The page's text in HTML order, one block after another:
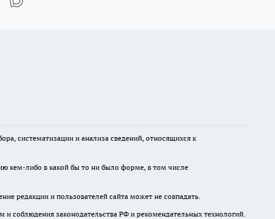
систематизации и анализа сведений, относящихся к
кем-либо в какой бы то ни было форме, в том числе
редакции и пользователей сайта может не совпадать.
соблюдения законодательства РФ и рекомендательных технологий.